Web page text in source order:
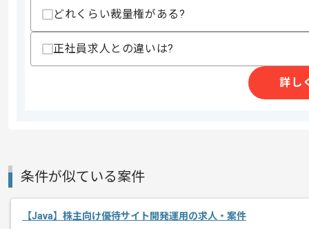
上記に似た経験やスキルをお持ちであれば申
商談回数
1回
エージェントからのコ
メント
Javaでの開発経験を活かすことができ
どれくらい裁量権がある?
正社員求人との違いは?
詳し
条件が似ている案件
【Java】株主向け優待サイト開発運用の求人・案件